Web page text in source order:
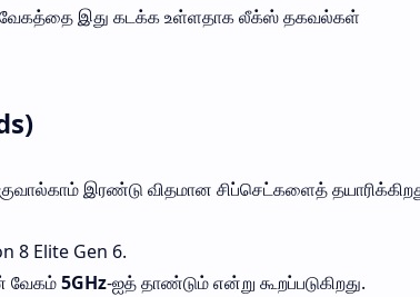
வேகத்தை இது கடக்க உள்ளதாக லீக்ஸ் தகவல்கள்
இரண்டு விதமான சிப்செட்களைத்
8 Elite Gen 6.
வேகம்5GHz-ஐத் தாண்டும் என்று கூறப்படுகிறது.